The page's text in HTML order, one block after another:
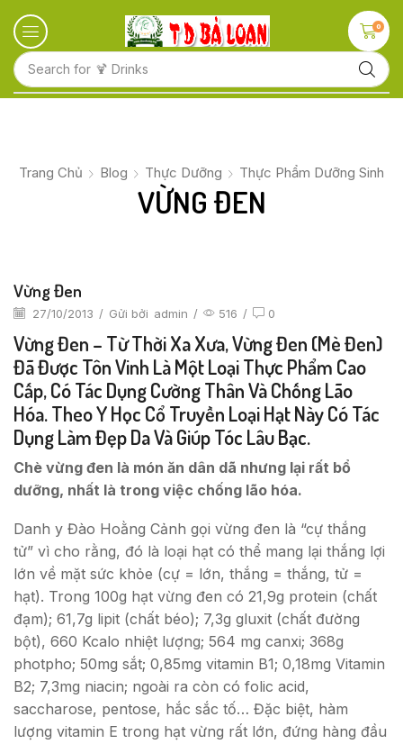
Search for
0
Trang Chủ Blog Thực Dưỡng Thực Phẩm Dưỡng Sinh
VỪNG ĐEN
Vừng Đen
27/10/2013 / Gửi bởi admin / 516 / 0
Vừng Đen – Từ Thời Xa Xưa, Vừng Đen (mè Đen)
Đã Được Tôn Vinh Là Một Loại Thực Phẩm Cao
Cấp, Có Tác Dụng Cường Thân Và Chống Lão
Hóa. Theo Y Học Cổ Truyền Loại Hạt Này Có Tác
Dụng Làm Đẹp Da Và Giúp Tóc Lâu Bạc.
Chè vừng đen là món ăn dân dã nhưng lại rất bổ
dưỡng, nhất là trong việc chống lão hóa.
Danh y Đào Hoằng Cảnh gọi vừng đen là “cự thắng
tử” vì cho rằng, đó là loại hạt có thể mang lại thắng lợi
lớn về mặt sức khỏe (cự = lớn, thắng = thắng, tử =
hạt). Trong 100g hạt vừng đen có 21,9g protein (chất
đạm); 61,7g lipit (chất béo); 7,3g gluxit (chất đường
bột), 660 Kcalo nhiệt lượng; 564 mg canxi; 368g
photpho; 50mg sắt; 0,85mg vitamin B1; 0,18mg Vitamin
B2; 7,3mg niacin; ngoài ra còn có folic acid,
saccharose, pentose, hắc sắc tố… Đặc biệt, hàm
lượng vitamin E trong hạt vừng rất lớn, đứng hàng đầu